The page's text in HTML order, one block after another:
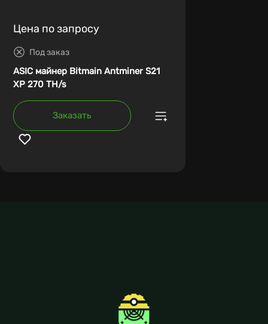
Цена по запросу
Под заказ
ASIC майнер Bitmain Antminer S21
XP 270 TH/s
Заказать